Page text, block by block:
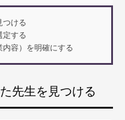
つける
定する
容）を明確にする
先生を見つける